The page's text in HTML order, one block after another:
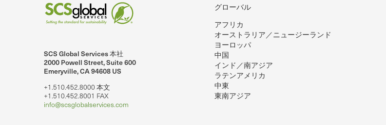
SCS Global Services 本社
2000 Powell Street, Suite 600
Emeryville, CA 94608 US
+1.510.452.8000 本文
+1.510.452.8001 FAX
info@scsglobalservices.com
グローバル
アフリカ
オーストラリア／ニュージーランド
ヨーロッパ
中国
インド／南アジア
ラテンアメリカ
中東
東南アジア